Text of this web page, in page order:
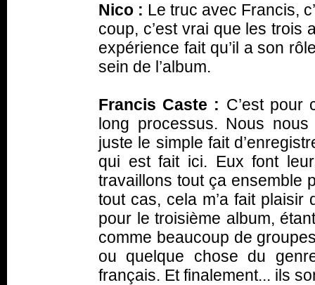
Nico : Le truc avec Francis,
coup, c’est vrai que les trois
expérience fait qu’il a son
sein de l’album.
Francis Caste : C’est pour
long processus. Nous
juste le simple fait
qui est fait ici. Eux font
travaillons tout ça ensemble
tout cas, cela m’a fait plaisir
pour le troisième album,
comme beaucoup de
ou quelque chose du
français. Et finalement... ils